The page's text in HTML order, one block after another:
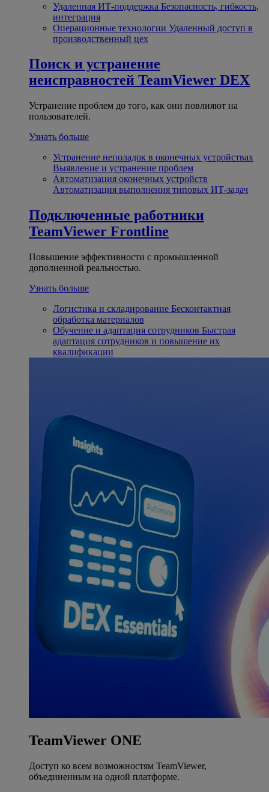
Удаленная ИТ-поддержка Безопасность, гибкость,
интеграция
Операционные технологии Удаленный доступ в
производственный цех
Поиск и устранение
неисправностей TeamViewer DEX
Устранение проблем до того, как они повлияют на
пользователей.
Узнать больше
Устранение неполадок в оконечных устройствах
Выявление и устранение проблем
Автоматизация оконечных устройств
Автоматизация выполнения типовых ИТ-задач
Подключенные работники
TeamViewer Frontline
Повышение эффективности с промышленной
дополненной реальностью.
Узнать больше
Логистика и складирование Бесконтактная
обработка материалов
Обучение и адаптация сотрудников Быстрая
адаптация сотрудников и повышение их
квалификации
TeamViewer ONE
Доступ ко всем возможностям TeamViewer,
объединенным на одной платформе.